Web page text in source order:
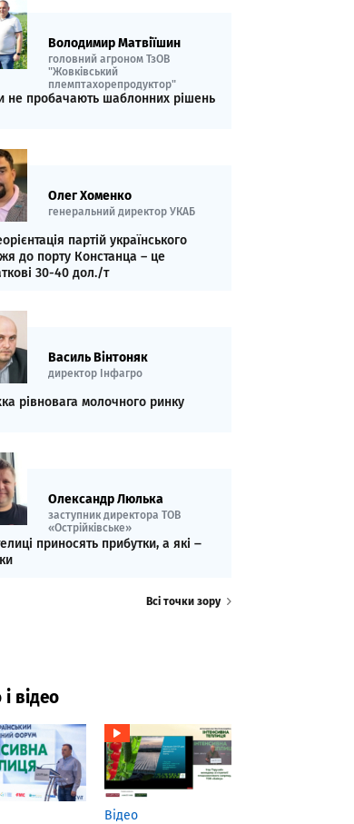
Володимир Матвіїшин
головний агроном ТзОВ
"Жовківський
племптахорепродуктор"
не пробачають шаблонних рішень
Олег Хоменко
генеральний директор УКАБ
партій українського
до порту Констанца – це
30-40 дол./т
Василь Вінтоняк
директор Інфагро
рівновага молочного ринку
Олександр Люлька
заступник директора ТОВ
«Острійківське»
приносять прибутки, а які ‒
Всі точки зору
відео
Відео